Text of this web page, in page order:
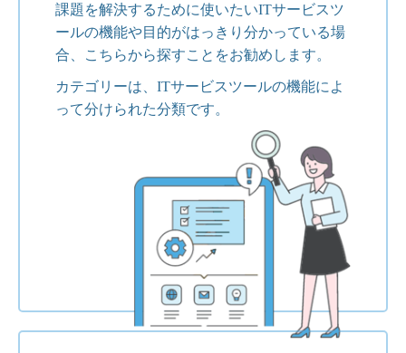
課題を解決するために使いたいITサービスツ
ールの機能や目的がはっきり分かっている場
合、こちらから探すことをお勧めします。
カテゴリーは、ITサービスツールの機能によ
って分けられた分類です。